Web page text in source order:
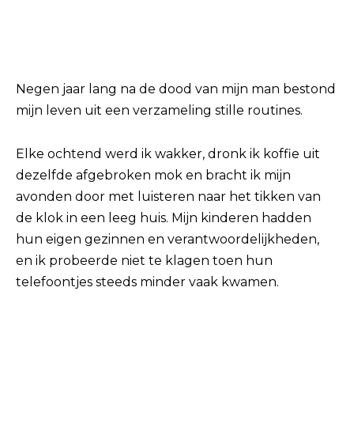
Negen jaar lang na de dood van mijn man bestond
mijn leven uit een verzameling stille routines.
Elke ochtend werd ik wakker, dronk ik koffie uit
dezelfde afgebroken mok en bracht ik mijn
avonden door met luisteren naar het tikken van
de klok in een leeg huis. Mijn kinderen hadden
hun eigen gezinnen en verantwoordelijkheden,
en ik probeerde niet te klagen toen hun
telefoontjes steeds minder vaak kwamen.